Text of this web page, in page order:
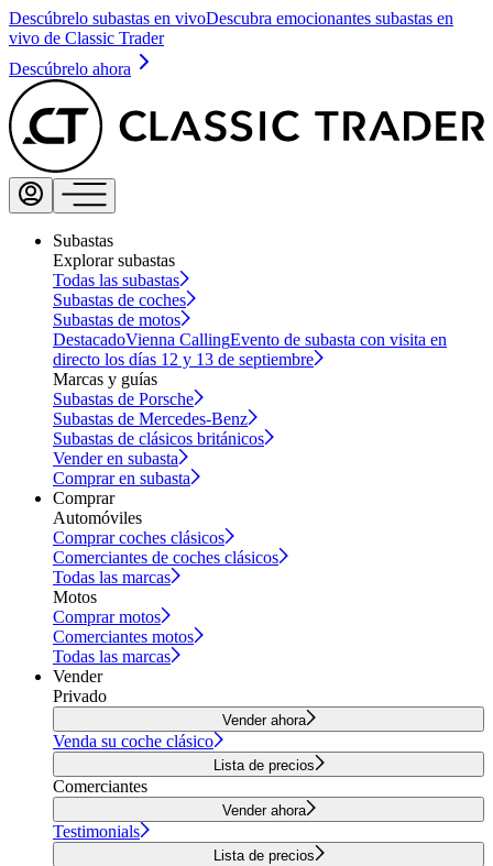
Descúbrelo subastas en vivoDescubra emocionantes subastas en
vivo de Classic Trader
Descúbrelo ahora
Subastas
Explorar subastas
Todas las subastas
Subastas de coches
Subastas de motos
DestacadoVienna CallingEvento de subasta con visita en
directo los días 12 y 13 de septiembre
Marcas y guías
Subastas de Porsche
Subastas de Mercedes-Benz
Subastas de clásicos británicos
Vender en subasta
Comprar en subasta
Comprar
Automóviles
Comprar coches clásicos
Comerciantes de coches clásicos
Todas las marcas
Motos
Comprar motos
Comerciantes motos
Todas las marcas
Vender
Privado
Vender ahora
Venda su coche clásico
Lista de precios
Comerciantes
Vender ahora
Testimonials
Lista de precios